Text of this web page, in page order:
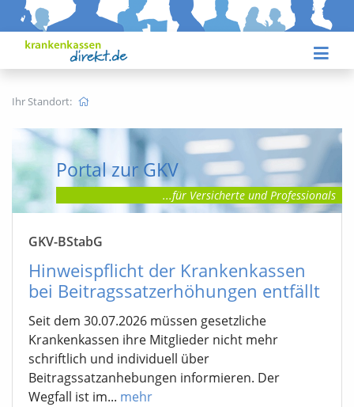
Ihr Standort:
Portal zur GKV
...für Versicherte und Professionals
GKV-BStabG
Hinweispflicht der Krankenkassen
bei Beitragssatzerhöhungen entfällt
Seit dem 30.07.2026 müssen gesetzliche
Krankenkassen ihre Mitglieder nicht mehr
schriftlich und individuell über
Beitragssatzanhebungen informieren. Der
Wegfall ist im... mehr